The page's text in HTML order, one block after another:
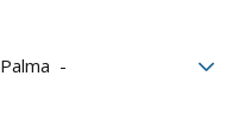
Palma